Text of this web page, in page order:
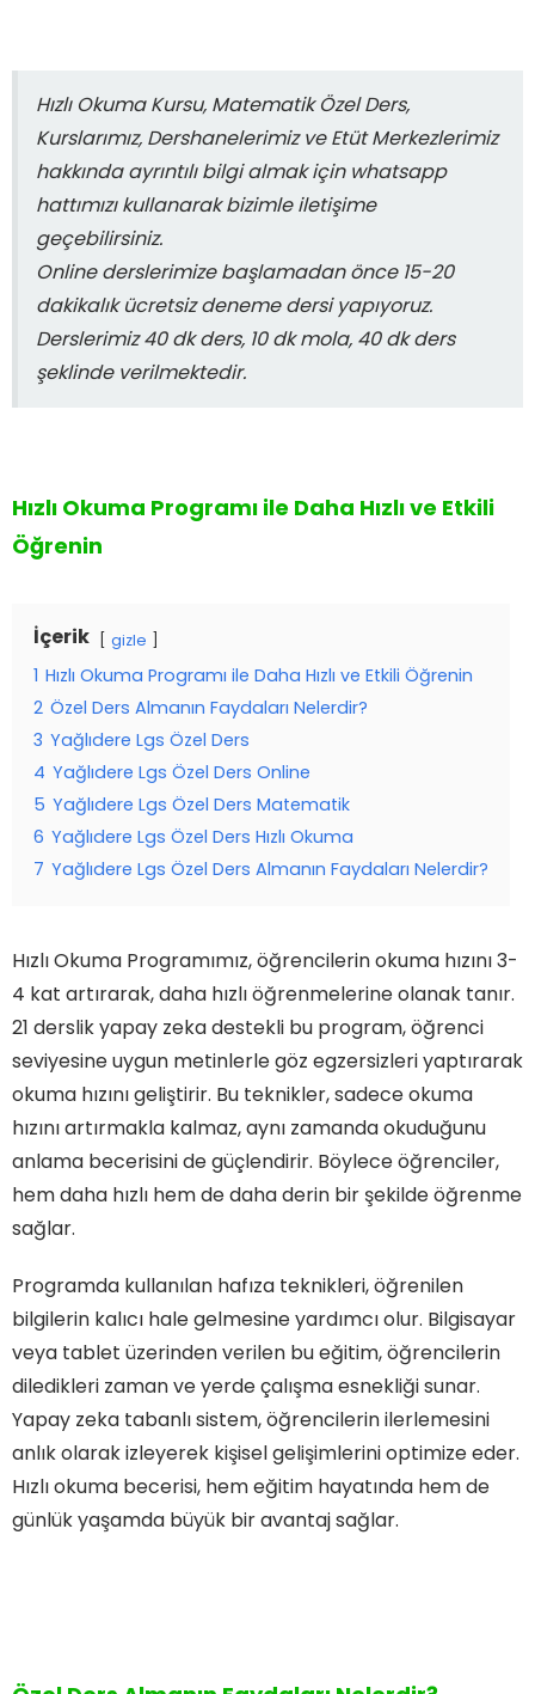
Hızlı Okuma Kursu, Matematik Özel Ders,
Kurslarımız, Dershanelerimiz ve Etüt Merkezlerimiz
hakkında ayrıntılı bilgi almak için whatsapp
hattımızı kullanarak bizimle iletişime
geçebilirsiniz.
Online derslerimize başlamadan önce 15-20
dakikalık ücretsiz deneme dersi yapıyoruz.
Derslerimiz 40 dk ders, 10 dk mola, 40 dk ders
şeklinde verilmektedir.
Hızlı Okuma Programı ile Daha Hızlı ve Etkili
Öğrenin
İçerik gizle
1 Hızlı Okuma Programı ile Daha Hızlı ve Etkili Öğrenin
2 Özel Ders Almanın Faydaları Nelerdir?
3 Yağlıdere Lgs Özel Ders
4 Yağlıdere Lgs Özel Ders Online
5 Yağlıdere Lgs Özel Ders Matematik
6 Yağlıdere Lgs Özel Ders Hızlı Okuma
7 Yağlıdere Lgs Özel Ders Almanın Faydaları Nelerdir?
Hızlı Okuma Programımız, öğrencilerin okuma hızını 3-
4 kat artırarak, daha hızlı öğrenmelerine olanak tanır.
21 derslik yapay zeka destekli bu program, öğrenci
seviyesine uygun metinlerle göz egzersizleri yaptırarak
okuma hızını geliştirir. Bu teknikler, sadece okuma
hızını artırmakla kalmaz, aynı zamanda okuduğunu
anlama becerisini de güçlendirir. Böylece öğrenciler,
hem daha hızlı hem de daha derin bir şekilde öğrenme
sağlar.
Programda kullanılan hafıza teknikleri, öğrenilen
bilgilerin kalıcı hale gelmesine yardımcı olur. Bilgisayar
veya tablet üzerinden verilen bu eğitim, öğrencilerin
diledikleri zaman ve yerde çalışma esnekliği sunar.
Yapay zeka tabanlı sistem, öğrencilerin ilerlemesini
anlık olarak izleyerek kişisel gelişimlerini optimize eder.
Hızlı okuma becerisi, hem eğitim hayatında hem de
günlük yaşamda büyük bir avantaj sağlar.